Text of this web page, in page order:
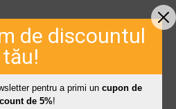
de discountul
tău!
pentru a primi un cupon de
de 5%!